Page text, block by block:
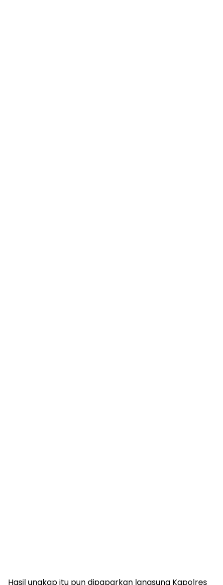
Hasil ungkap itu pun dipaparkan langsung Kapolres